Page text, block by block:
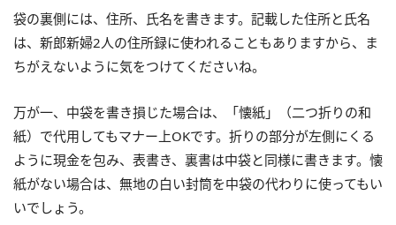
袋の裏側には、住所、氏名を書きます。記載した住所と氏名
は、新郎新婦2人の住所録に使われることもありますから、ま
ちがえないように気をつけてくださいね。
万が一、中袋を書き損じた場合は、「懐紙」（二つ折りの和
紙）で代用してもマナー上OKです。折りの部分が左側にくる
ように現金を包み、表書き、裏書は中袋と同様に書きます。懐
紙がない場合は、無地の白い封筒を中袋の代わりに使ってもい
いでしょう。